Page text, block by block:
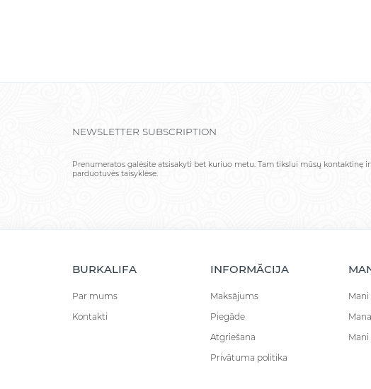
NEWSLETTER SUBSCRIPTION
Prenumeratos galėsite atsisakyti bet kuriuo metu. Tam tikslui mūsų kontaktinę
parduotuvės taisyklėse.
BURKALIFA
Par mums
Kontakti
INFORMĀCIJA
Maksājums
Piegāde
Atgriešana
Privātuma politika
Mani